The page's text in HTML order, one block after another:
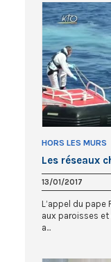
HORS LES MURS
Les réseaux
13/01/2017
L’appel du pape
aux paroisses et
a...